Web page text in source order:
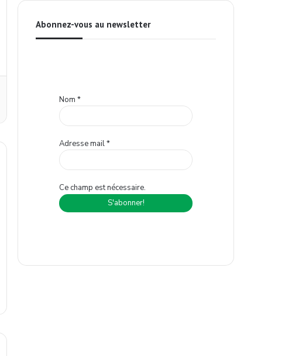
Abonnez-vous au newsletter
Nom*
Adresse mail*
Ce champ est nécessaire.